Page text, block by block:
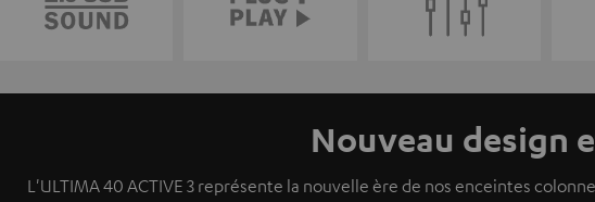
Nouveau design
L'ULTIMA 40 ACTIVE 3 représente la nouvelle ère de nos enceintes